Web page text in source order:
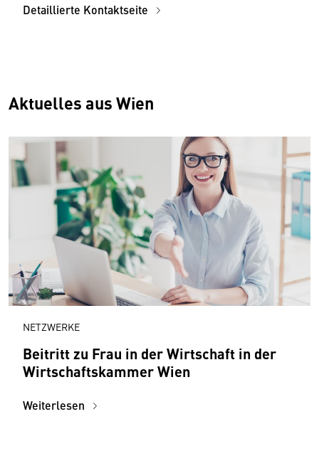
Detaillierte Kontaktseite
Aktuelles aus Wien
NETZWERKE
Beitritt zu Frau in der Wirtschaft in der
Wirtschaftskammer Wien
Weiterlesen